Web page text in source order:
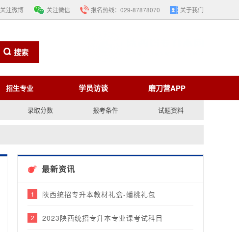
关注微博 关注微信 报名热线： 029-87878070 关于我们
搜索
招生专业 学员访谈 磨刀营APP
录取分数 报考条件 试题资料
最新资讯
1 陕西统招专升本教材礼盒-蟠桃礼包
2 2023陕西统招专升本专业课考试科目